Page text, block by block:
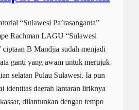
“Sulawesi Pa’rasanganta”
Rachman LAGU “Sulawesi
ciptaan B Mandjia sudah menjadi
ganti yang awam untuk merujuk
selatan Pulau Sulawesi. Ia pun
identitas daerah lantaran liriknya
dilantunkan dengan tempo